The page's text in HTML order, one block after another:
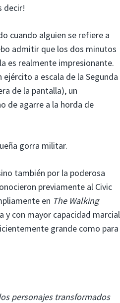
decir!
cuando alguien se refiere a
admitir que los dos minutos
es realmente impresionante.
a escala de la Segunda
de la pantalla), un
de agarre a la horda de
gorra militar.
también por la poderosa
previamente al Civic
en The Walking
y con mayor capacidad marcial
grande como para
personajes transformados